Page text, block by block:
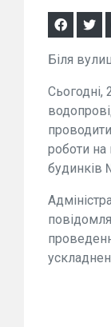
Біля
Сьогодні,
роботи на
будинків